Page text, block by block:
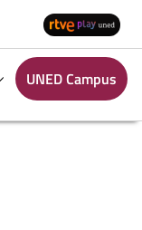
UNED Campus